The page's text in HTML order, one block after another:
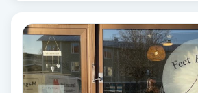
Hudvård
Hyaluronsyra